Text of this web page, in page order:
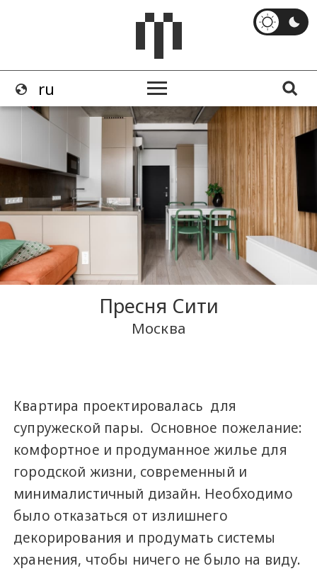
Пресня Сити
Москва
Квартира проектировалась для
супружеской пары. Основное пожелание:
комфортное и продуманное жилье для
городской жизни, современный и
минималистичный дизайн. Необходимо
было отказаться от излишнего
декорирования и продумать системы
хранения, чтобы ничего не было на виду.